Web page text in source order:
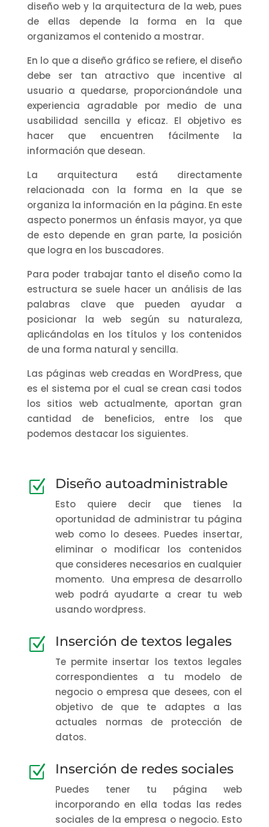
diseño web y la arquitectura de la web, pues
de ellas depende la forma en la que
organizamos el contenido a mostrar.
En lo que a diseño gráfico se refiere, el diseño
debe ser tan atractivo que incentive al
usuario a quedarse, proporcionándole una
experiencia agradable por medio de una
usabilidad sencilla y eficaz. El objetivo es
hacer que encuentren fácilmente la
información que desean.
La arquitectura está directamente
relacionada con la forma en la que se
organiza la información en la página. En este
aspecto ponermos un énfasis mayor, ya que
de esto depende en gran parte, la posición
que logra en los buscadores.
Para poder trabajar tanto el diseño como la
estructura se suele hacer un análisis de las
palabras clave que pueden ayudar a
posicionar la web según su naturaleza,
aplicándolas en los títulos y los contenidos
de una forma natural y sencilla.
Las páginas web creadas en WordPress, que
es el sistema por el cual se crean casi todos
los sitios web actualmente, aportan gran
cantidad de beneficios, entre los que
podemos destacar los siguientes.
Z Diseño autoadministrable
Esto quiere decir que tienes la
oportunidad de administrar tu página
web como lo desees. Puedes insertar,
eliminar o modificar los contenidos
que consideres necesarios en cualquier
momento. Una empresa de desarrollo
web podrá ayudarte a crear tu web
usando wordpress.
Z Inserción de textos legales
Te permite insertar los textos legales
correspondientes a tu modelo de
negocio o empresa que desees, con el
objetivo de que te adaptes a las
actuales normas de protección de
datos.
Z Inserción de redes sociales
Puedes tener tu página web
incorporando en ella todas las redes
sociales de la empresa o negocio. Esto